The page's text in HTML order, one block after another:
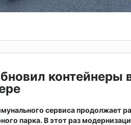
контейнеры
сервиса продолжает
парка. В этот раз